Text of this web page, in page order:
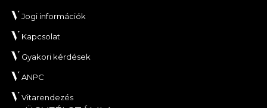
Jogi információk
Kapcsolat
Gyakori kérdések
ANPC
Vitarendezés